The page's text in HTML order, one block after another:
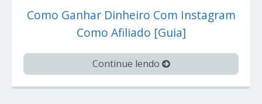
Como Ganhar Dinheiro Com Instagram
Como Afiliado [Guia]
Continue lendo